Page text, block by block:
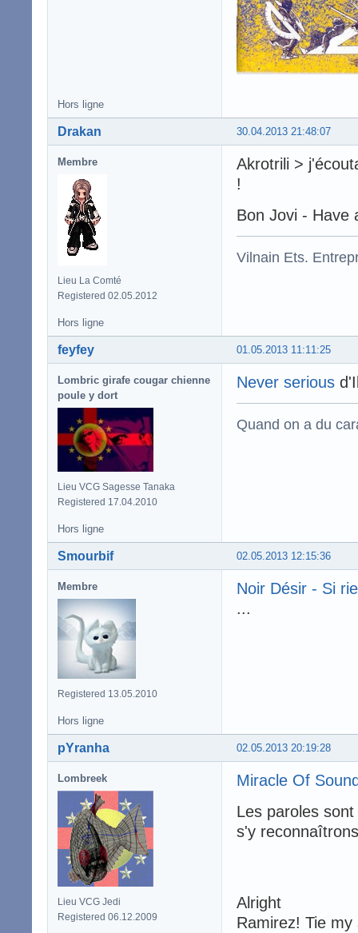
Hors ligne
30.04.2013 21:48:07
Drakan
Membre
Lieu La Comté
Registered 02.05.2012
Akrotrili >
!
Bon Jovi - Have
Vilnain Ets.
Hors ligne
01.05.2013 11:11:25
feyfey
Lombric girafe cougar chienne
poule y dort
Lieu VCG Sagesse Tanaka
Registered 17.04.2010
Never serious
Quand on a du
Hors ligne
02.05.2013 12:15:36
Smourbif
Membre
Registered 13.05.2010
Noir Désir - Si
...
Hors ligne
02.05.2013 20:19:28
pYranha
Lombreek
Lieu VCG Jedi
Registered 06.12.2009
Miracle Of
Les paroles
s'y
Alright
Ramirez! Tie my